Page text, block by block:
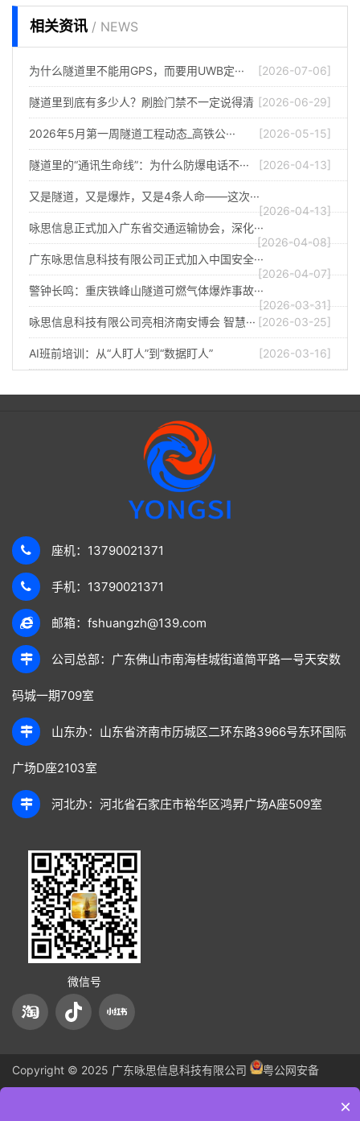
相关资讯 / NEWS
为什么隧道里不能用GPS，而要用UWB定··· [2026-07-06]
隧道里到底有多少人？刷脸门禁不一定说得清 [2026-06-29]
2026年5月第一周隧道工程动态_高铁公··· [2026-05-15]
隧道里的“通讯生命线”：为什么防爆电话不··· [2026-04-13]
又是隧道，又是爆炸，又是4条人命——这次···
[2026-04-13]
咏思信息正式加入广东省交通运输协会，深化···
[2026-04-08]
广东咏思信息科技有限公司正式加入中国安全···
[2026-04-07]
警钟长鸣：重庆铁峰山隧道可燃气体爆炸事故···
[2026-03-31]
咏思信息科技有限公司亮相济南安博会 智慧··· [2026-03-25]
AI班前培训：从“人盯人”到“数据盯人” [2026-03-16]
座机：13790021371
手机：13790021371
邮箱：fshuangzh@139.com
公司总部：广东佛山市南海桂城街道简平路一号天安数
码城一期709室
山东办：山东省济南市历城区二环东路3966号东环国际
广场D座2103室
河北办：河北省石家庄市裕华区鸿昇广场A座509室
微信号
Copyright © 2025 广东咏思信息科技有限公司 粤公网安备
×